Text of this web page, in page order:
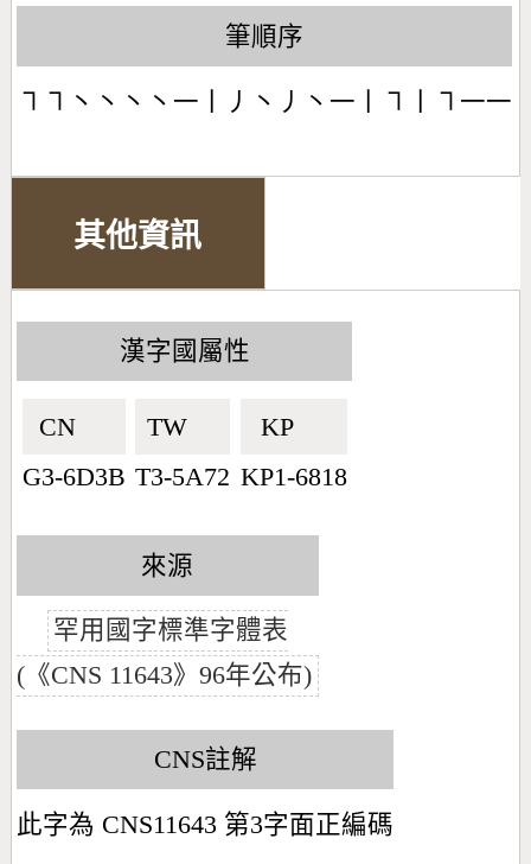
筆順序
㇕㇕丶丶丶丶一丨丿丶丿丶一丨㇕丨㇕一一
其他資訊
漢字國屬性
CN🇨🇳
G3-6D3B
TW🇹🇼
T3-5A72
KP🇰🇵
KP1-6818
來源
罕用國字標準字體表
(《CNS 11643》96年公布)
CNS註解
此字為 CNS11643 第3字面正編碼